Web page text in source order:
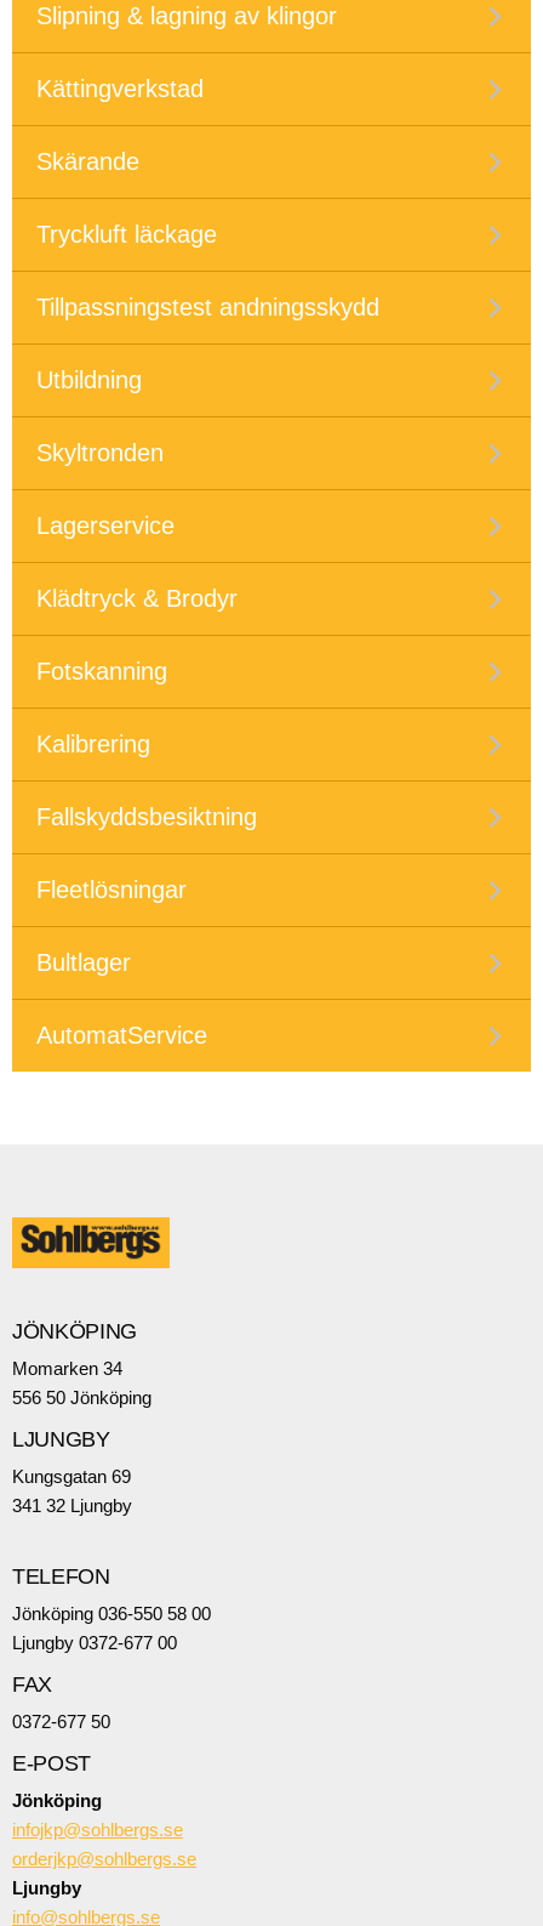
Slipning & lagning av klingor
Kättingverkstad
Skärande
Tryckluft läckage
Tillpassningstest andningsskydd
Utbildning
Skyltronden
Lagerservice
Klädtryck & Brodyr
Fotskanning
Kalibrering
Fallskyddsbesiktning
Fleetlösningar
Bultlager
AutomatService
JÖNKÖPING
Momarken 34
556 50 Jönköping
LJUNGBY
Kungsgatan 69
341 32 Ljungby
TELEFON
Jönköping 036-550 58 00
Ljungby 0372-677 00
FAX
0372-677 50
E-POST
Jönköping
infojkp@sohlbergs.se
orderjkp@sohlbergs.se
Ljungby
info@sohlbergs.se